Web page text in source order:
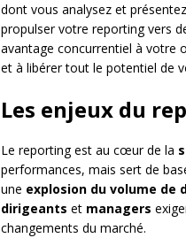
dont vous analysez et
propulser votre reporting vers
avantage concurrentiel à votre
et à libérer tout le potentiel de
Les enjeux du
Le reporting est au cœur de la
performances, mais sert de
une explosion du volume de
dirigeants et managers
changements du marché.